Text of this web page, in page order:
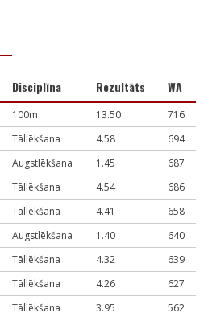
Disciplīna Rezultāts WA
100m 13.50
716
Tāllēkšana 4.58
694
Augstlēkšana 1.45
687
Tāllēkšana 4.54
686
Tāllēkšana 4.41
658
Augstlēkšana 1.40
640
Tāllēkšana 4.32
639
Tāllēkšana 4.26
627
Tāllēkšana 3.95
562